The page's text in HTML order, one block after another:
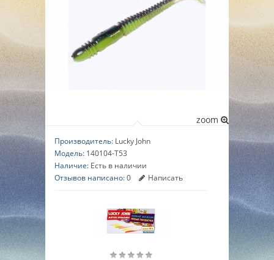
zoom
Производитель: Lucky John
Модель: 140104-T53
Наличие: Есть в наличии
Отзывов написано:0 Написать